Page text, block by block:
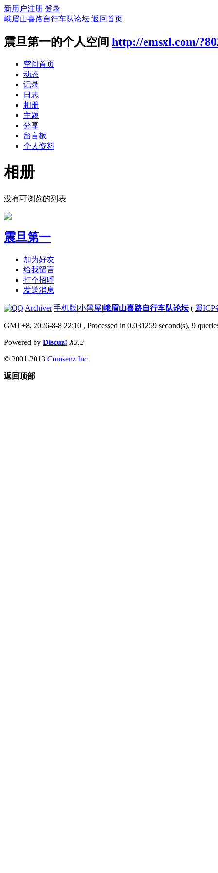
新用户注册 登录
峨眉山喜路自行车队论坛 返回首页
震旦第一的个人空间 http://emsxl.com/
空间首页
动态
记录
日志
相册
主题
分享
留言板
个人资料
相册
没有可浏览的列表
震旦第一
加为好友
给我留言
打个招呼
发送消息
|Archiver|手机版|小黑屋|峨眉山喜路自行车队论坛( 蜀ICP
GMT+8, 2026-8-8 22:10 , Processed in 0.031259 second(s), 9
Powered by Discuz! X3.2
© 2001-2013 Comsenz Inc.
返回顶部